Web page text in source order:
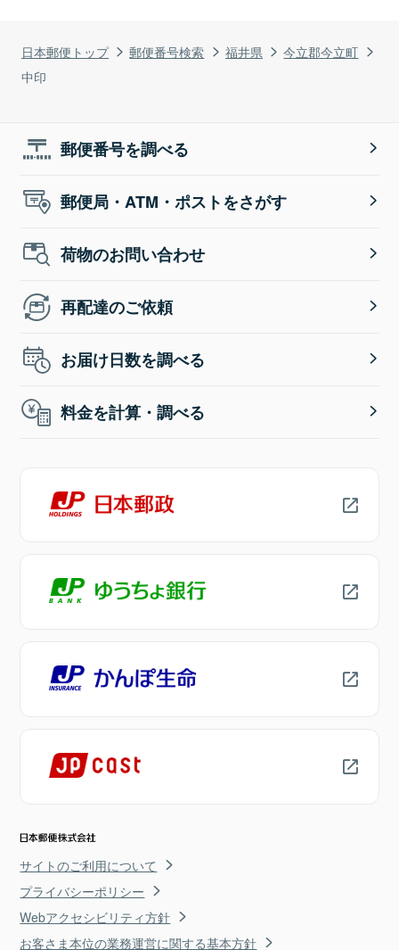
日本郵便トップ 郵便番号検索 福井県
今立郡今立町
中印
郵便番号を調べる
郵便局・ATM・ポストをさがす
荷物のお問い合わせ
再配達のご依頼
お届け日数を調べる
料金を計算・調べる
サイトのご利用について
プライバシーポリシー
Webアクセシビリティ方針
お客さま本位の業務運営に関する基本方針